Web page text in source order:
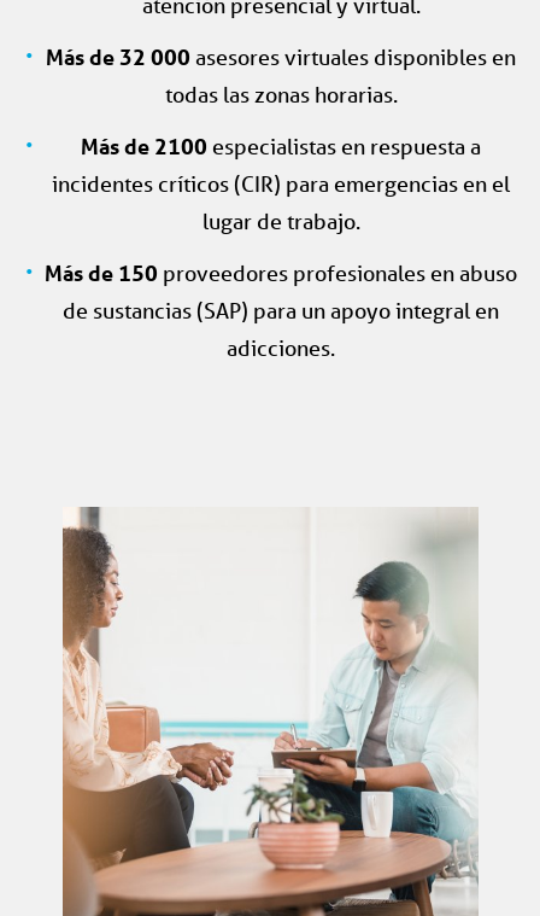
Más de 32 000 asesores virtuales disponibles en
todas las zonas horarias.
Más de 2100 especialistas en respuesta a
incidentes críticos (CIR) para emergencias en el
lugar de trabajo.
Más de 150 proveedores profesionales en abuso
de sustancias (SAP) para un apoyo integral en
adicciones.